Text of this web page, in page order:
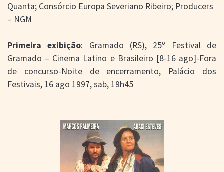
CONTATO E
LOCALIZAÇÃO
Quanta; Consórcio Europa Severiano Ribeiro; Producers
– NGM
Primeira exibição: Gramado (RS), 25º Festival de
Gramado – Cinema Latino e Brasileiro [8-16 ago]-Fora
de concurso-Noite de encerramento, Palácio dos
Festivais, 16 ago 1997, sab, 19h45